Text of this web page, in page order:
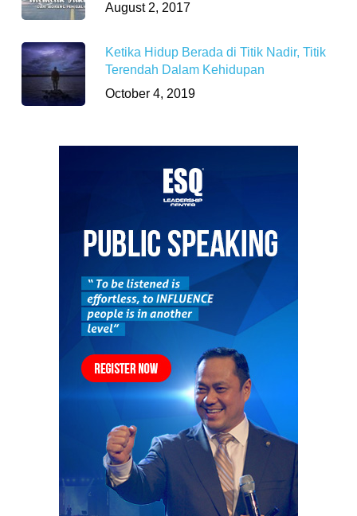
August 2, 2017
Ketika Hidup Berada di Titik Nadir, Titik
Terendah Dalam Kehidupan
October 4, 2019